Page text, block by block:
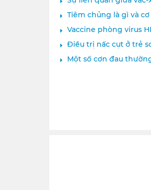
Tiêm chủng là gì và
Vaccine phòng virus
Điều trị nấc cụt ở trẻ
Một số cơn đau